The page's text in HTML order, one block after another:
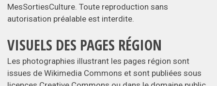
MesSortiesCulture. Toute reproduction sans
autorisation préalable est interdite.
VISUELS DES PAGES RÉGION
Les photographies illustrant les pages région sont
issues de Wikimedia Commons et sont publiées sous